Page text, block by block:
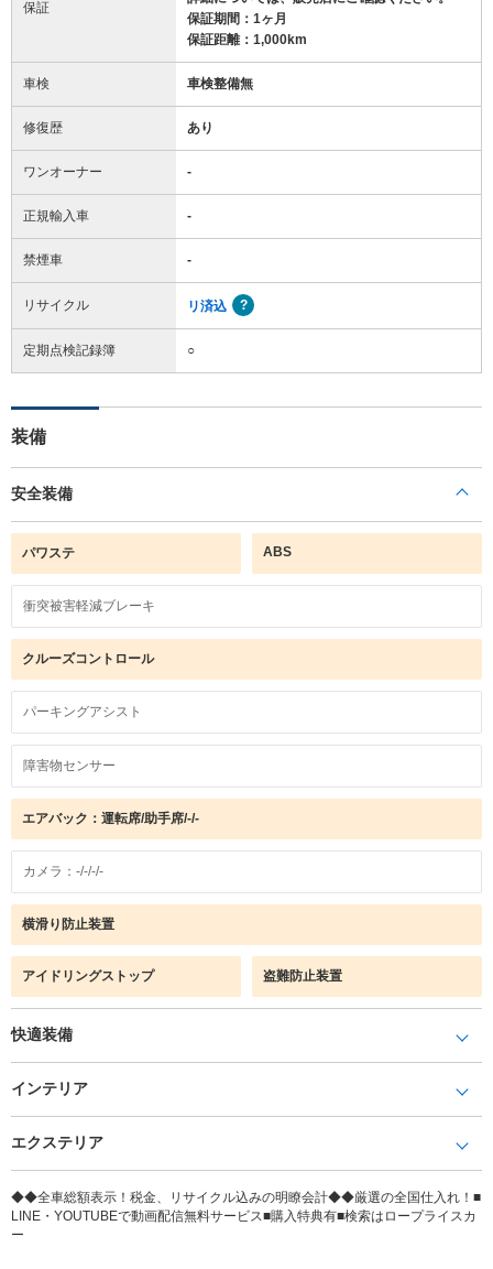
保証
保証期間：1ヶ月
保証距離：1,000km
車検 車検整備無
修復歴 あり
ワンオーナー -
正規輸入車 -
禁煙車 -
リサイクル リ済込
定期点検記録簿 ○
装備
安全装備
パワステ ABS
衝突被害軽減ブレーキ
クルーズコントロール
パーキングアシスト
障害物センサー
エアバック：運転席/助手席/-/-
カメラ：-/-/-/-
横滑り防止装置
アイドリングストップ 盗難防止装置
快適装備
インテリア
エクステリア
◆◆全車総額表示！税金、リサイクル込みの明瞭会計◆◆厳選の全国仕入れ！■
LINE・YOUTUBEで動画配信無料サービス■購入特典有■検索はロープライスカ
ー